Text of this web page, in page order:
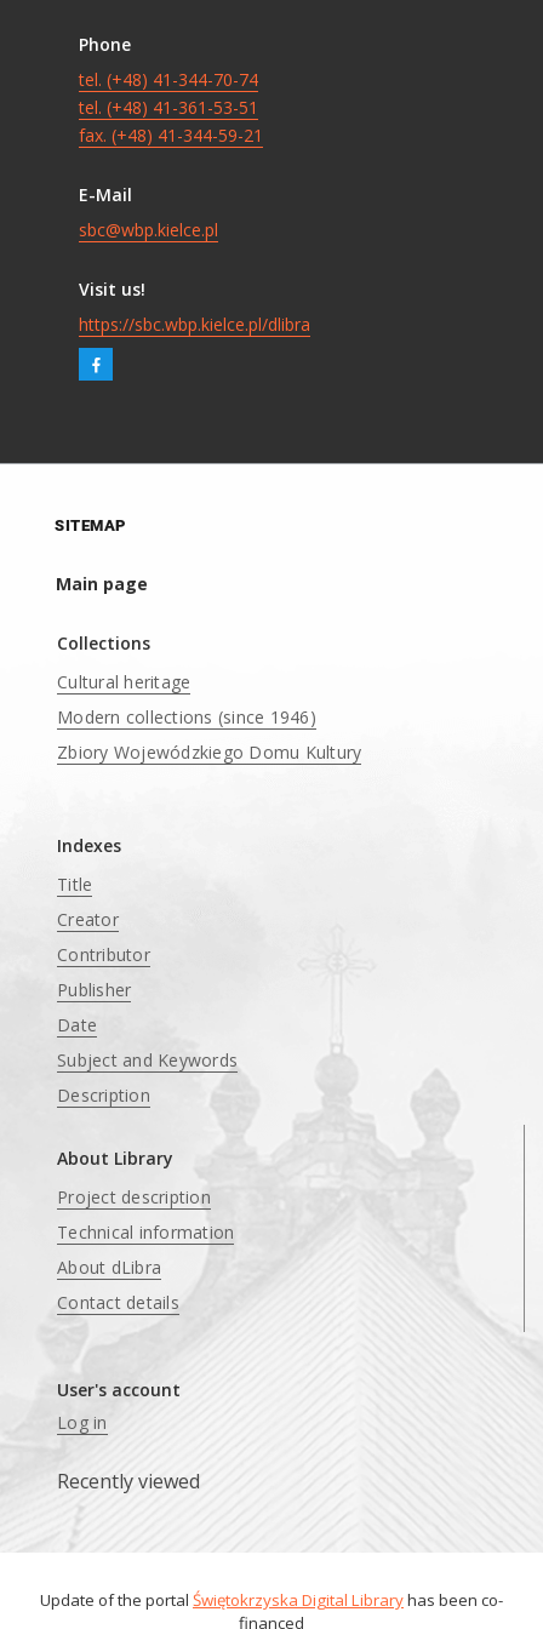
Phone
tel. (+48) 41-344-70-74
tel. (+48) 41-361-53-51
fax. (+48) 41-344-59-21
E-Mail
sbc@wbp.kielce.pl
Visit us!
https://sbc.wbp.kielce.pl/dlibra
SITEMAP
Main page
Collections
Cultural heritage
Modern collections (since 1946)
Zbiory Wojewódzkiego Domu Kultury
Indexes
Title
Creator
Contributor
Publisher
Date
Subject and Keywords
Description
About Library
Project description
Technical information
About dLibra
Contact details
User's account
Log in
Recently viewed
Update of the portal Świętokrzyska Digital Libraryhas been co-
financed